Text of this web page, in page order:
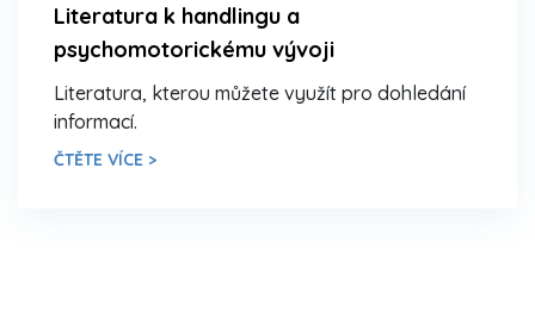
Literatura k handlingu a
psychomotorickému vývoji
Literatura, kterou můžete využít pro dohledání
informací.
ČTĚTE VÍCE >